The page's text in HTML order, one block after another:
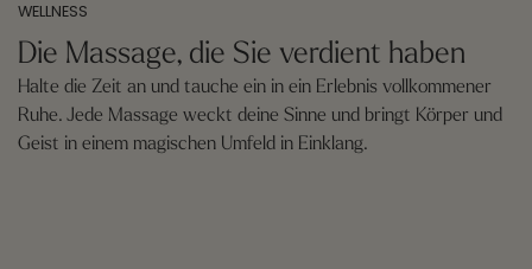
WELLNESS
Die Massage, die Sie verdient haben
Halte die Zeit an und tauche ein in ein Erlebnis vollkommener
Ruhe. Jede Massage weckt deine Sinne und bringt Körper und
Geist in einem magischen Umfeld in Einklang.